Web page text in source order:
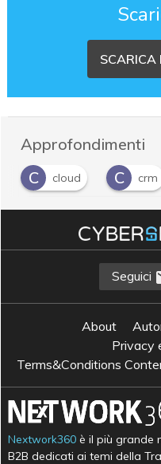
SCARICA
Approfondimenti
C
cloud C crm
C Customer
customer
Seguici
About
Privacy
Terms&Conditions
Nextwork360 è il più grande
B2B dedicati ai temi della